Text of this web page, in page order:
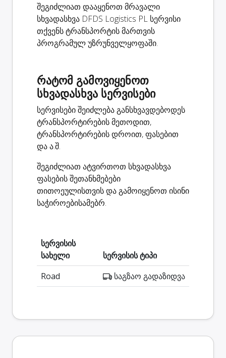
შეგიძლიათ დააყენოთ მრავალი
სხვადასხვა DFDS Logistics PL სერვისი
თქვენს ტრანსპორტის მართვის
პროგრამულ უზრუნველყოფაში.
რატომ გამოვიყენოთ
სხვადასხვა სერვისები
სერვისები შეიძლება განსხვავდებოდეს
ტრანსპორტირების მეთოდით,
ტრანსპორტირების დროით, ფასებით
და ა.შ.
შეგიძლიათ ატვირთოთ სხვადასხვა
ფასების შეთანხმებები
თითოეულისთვის და გამოიყენოთ ისინი
საჭიროებისამებრ.
სერვისის
სახელი
სერვისის ტიპი
Road
საგზაო გადაზიდვა